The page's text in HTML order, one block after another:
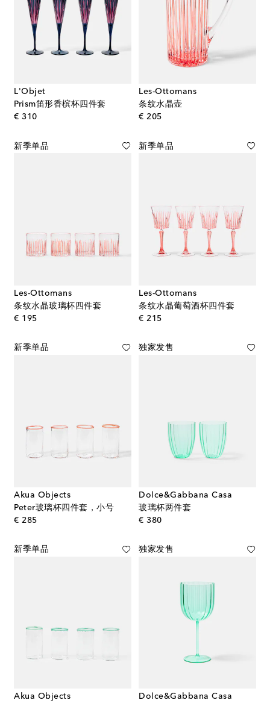
L'Objet
Prism笛形香槟杯四件套
€ 310original price
Les-Ottomans
条纹水晶壶
€ 205original price
新季单品
Les-Ottomans
条纹水晶玻璃杯四件套
€ 195original price
新季单品
Les-Ottomans
条纹水晶葡萄酒杯四件套
€ 215original price
新季单品
Akua Objects
Peter玻璃杯四件套，小号
€ 285original price
独家发售
Dolce&Gabbana Casa
玻璃杯两件套
€ 380original price
新季单品
Akua Objects
独家发售
Dolce&Gabbana Casa